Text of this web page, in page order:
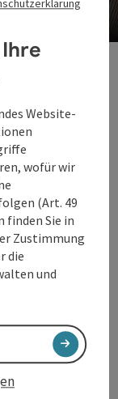
Kneipp,
Lebensstil
Mit
das
Es
im Alltag.
Website-
wofür wir
(Art. 49
finden Sie in
Zustimmung
die
und